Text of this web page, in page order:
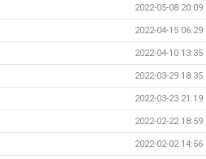
2022-05-08 20:09
2022-04-15 06:29
2022-04-10 13:35
2022-03-29 18:35
2022-03-23 21:19
2022-02-22 18:59
2022-02-02 14:56